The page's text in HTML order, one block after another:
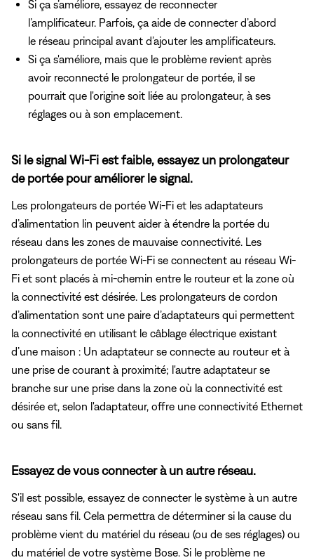
Si ça s’améliore, essayez de reconnecter
l’amplificateur. Parfois, ça aide de connecter d’abord
le réseau principal avant d’ajouter les amplificateurs.
Si ça s'améliore, mais que le problème revient après
avoir reconnecté le prolongateur de portée, il se
pourrait que l'origine soit liée au prolongateur, à ses
réglages ou à son emplacement.
Si le signal Wi-Fi est faible, essayez un prolongateur
de portée pour améliorer le signal.
Les prolongateurs de portée Wi-Fi et les adaptateurs
d’alimentation lin peuvent aider à étendre la portée du
réseau dans les zones de mauvaise connectivité. Les
prolongateurs de portée Wi-Fi se connectent au réseau Wi-
Fi et sont placés à mi-chemin entre le routeur et la zone où
la connectivité est désirée. Les prolongateurs de cordon
d’alimentation sont une paire d’adaptateurs qui permettent
la connectivité en utilisant le câblage électrique existant
d’une maison : Un adaptateur se connecte au routeur et à
une prise de courant à proximité; l'autre adaptateur se
branche sur une prise dans la zone où la connectivité est
désirée et, selon l'adaptateur, offre une connectivité Ethernet
ou sans fil.
Essayez de vous connecter à un autre réseau.
S'il est possible, essayez de connecter le système à un autre
réseau sans fil. Cela permettra de déterminer si la cause du
problème vient du matériel du réseau (ou de ses réglages) ou
du matériel de votre système Bose. Si le problème ne